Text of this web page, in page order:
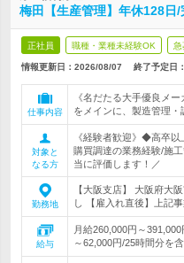
梅田【生産管理】年休128日
正社員 職種・業種未経験OK 急
情報更新日：2026/08/07 終了予定日：
仕事内容
《名だたる大手優良メ
をメインに、製造管理・
対象と
なる方
《経験者歓迎》◆高卒
購買調達の業務経験/施
当に評価します！／
勤務地
【大阪支店】 大阪府大
し 【雇入れ直後】上記
給与
月給260,000円～
～62,000円/25時間分を